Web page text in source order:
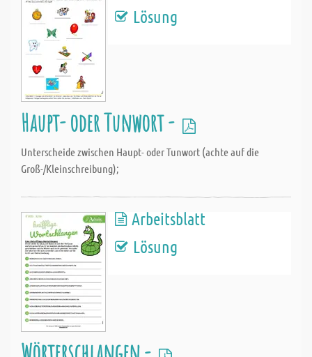
Lösung
Haupt- oder Tunwort -
Unterscheide zwischen Haupt- oder Tunwort (achte auf die
Groß-/Kleinschreibung);
Arbeitsblatt
Lösung